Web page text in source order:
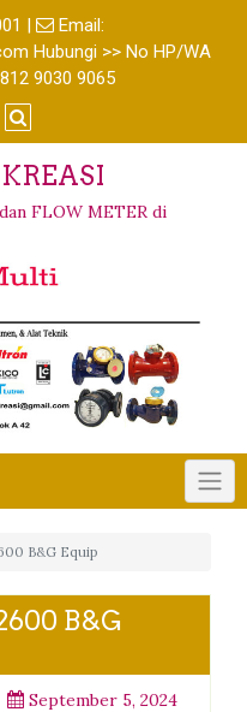
|
Email:
Hubungi >> No HP/WA
9030 9065
FLOW METER di
B&G Equip
B&G
September 5, 2024